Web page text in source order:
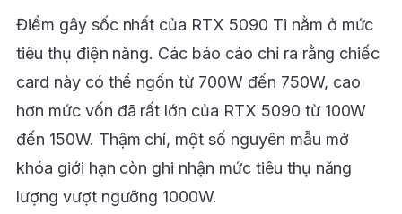
Điểm gây sốc nhất của RTX 5090 Ti nằm ở mức
tiêu thụ điện năng. Các báo cáo chỉ ra rằng chiếc
card này có thể ngốn từ 700W đến 750W, cao
hơn mức vốn đã rất lớn của RTX 5090 từ 100W
đến 150W. Thậm chí, một số nguyên mẫu mở
khóa giới hạn còn ghi nhận mức tiêu thụ năng
lượng vượt ngưỡng 1000W.